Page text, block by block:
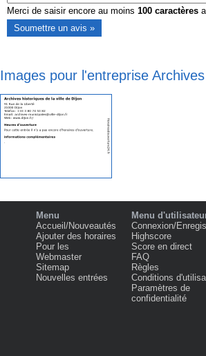
Merci de saisir encore au moins 100caractères
Images pour l'entreprise
Menu
Accueil/Nouveautés
Ajouter des horaires
Pour les
Webmaster
Sitemap
Nouvelles entrées
Menu
Connexion/
Highscore
Score en direct
FAQ
Règles
Conditions
Paramètres de
confidentialité